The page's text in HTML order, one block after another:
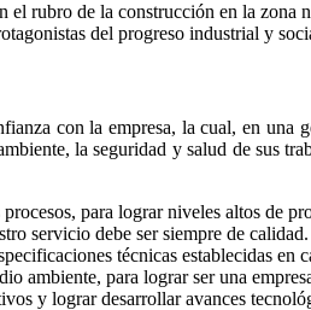
el rubro de la construcción en la zona
del progreso industrial y
con la empresa, la cual, en
la seguridad y salud de sus
para lograr niveles altos de
servicio debe ser siempre de calidad.
técnicas establecidas en
ambiente, para lograr ser una
y lograr desarrollar avances